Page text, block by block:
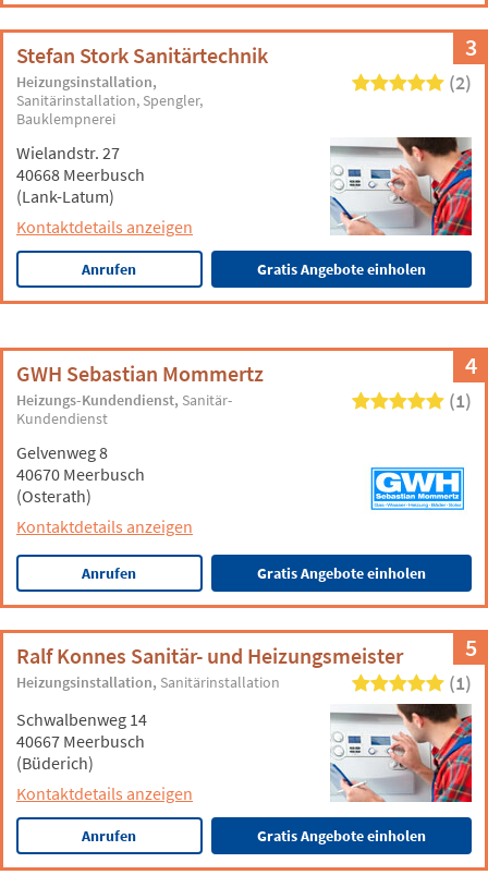
3
Stefan Stork Sanitärtechnik
Heizungsinstallation
Sanitärinstallation Spengler
Bauklempnerei
(2)
Wielandstr. 27
40668 Meerbusch
(Lank-Latum)
Kontaktdetails anzeigen
Anrufen Gratis Angebote einholen
4
GWH Sebastian Mommertz
Heizungs-Kundendienst Sanitär-
Kundendienst
(1)
Gelvenweg 8
40670 Meerbusch
(Osterath)
Kontaktdetails anzeigen
Anrufen Gratis Angebote einholen
5
Ralf Konnes Sanitär- und Heizungsmeister
Heizungsinstallation Sanitärinstallation (1)
Schwalbenweg 14
40667 Meerbusch
(Büderich)
Kontaktdetails anzeigen
Anrufen Gratis Angebote einholen